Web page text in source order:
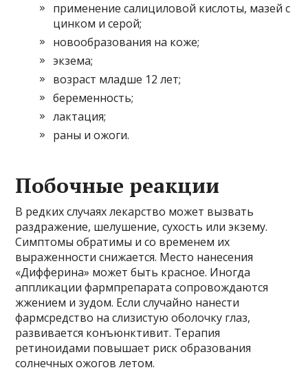
применение салициловой кислоты, мазей с
цинком и серой;
новообразования на коже;
экзема;
возраст младше 12 лет;
беременность;
лактация;
раны и ожоги.
Побочные реакции
В редких случаях лекарство может вызвать
раздражение, шелушение, сухость или экзему.
Симптомы обратимы и со временем их
выраженности снижается. Место нанесения
«Дифферина» может быть красное. Иногда
аппликации фармпрепарата сопровождаются
жжением и зудом. Если случайно нанести
фармсредство на слизистую оболочку глаз,
развивается конъюнктивит. Терапия
ретиноидами повышает риск образования
солнечных ожогов летом.